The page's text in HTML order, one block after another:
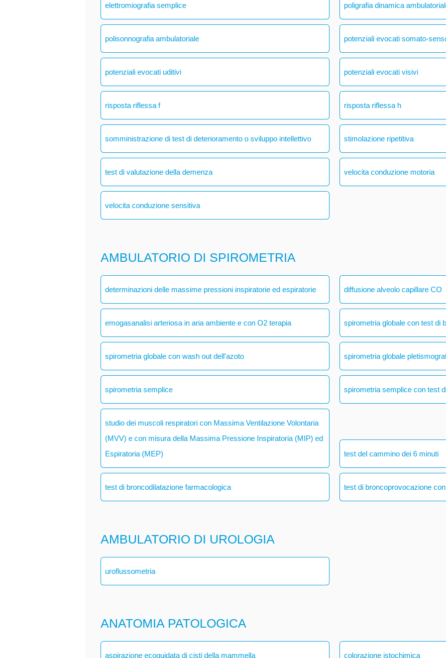
elettromiografia semplice poligrafia dinamica
polisonnografia ambulatoriale potenziali evocati somato-
potenziali evocati uditivi potenziali evocati visivi
risposta riflessa f risposta riflessa h
somministrazione di test di deterioramento o sviluppo intellettivo stimolazione ripetitiva
test di valutazione della demenza velocita conduzione motoria
velocita conduzione sensitiva
AMBULATORIO DI SPIROMETRIA
determinazioni delle massime pressioni inspiratorie ed espiratorie diffusione alveolo capillare CO
emogasanalisi arteriosa in aria ambiente e con O2 terapia spirometria globale con test di
spirometria globale con wash out dell'azoto spirometria globale
spirometria semplice spirometria semplice con test
studio dei muscoli respiratori con Massima Ventilazione Volontaria
(MVV) e con misura della Massima Pressione Inspiratoria (MIP) ed
Espiratoria (MEP)
test del cammino dei 6 minuti
test di broncodilatazione farmacologica test di broncoprovocazione
AMBULATORIO DI UROLOGIA
uroflussometria
ANATOMIA PATOLOGICA
aspirazione ecoguidata di cisti della mammella colorazione istochimica